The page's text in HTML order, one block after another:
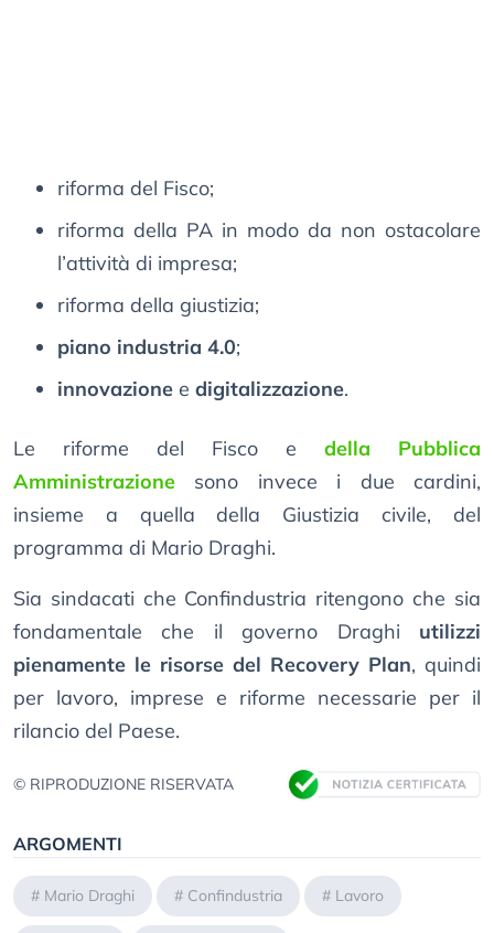
riforma del Fisco;
riforma della PA in modo da non ostacolare
l’attività di impresa;
riforma della giustizia;
piano industria 4.0;
innovazione e digitalizzazione.
Le riforme del Fisco e della Pubblica
Amministrazione sono invece i due cardini,
insieme a quella della Giustizia civile, del
programma di Mario Draghi.
Sia sindacati che Confindustria ritengono che sia
fondamentale che il governo Draghi utilizzi
pienamente le risorse del Recovery Plan, quindi
per lavoro, imprese e riforme necessarie per il
rilancio del Paese.
© RIPRODUZIONE RISERVATA
ARGOMENTI
# Mario Draghi # Confindustria # Lavoro